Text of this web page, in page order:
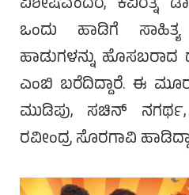
ಒಂದು ಹಾಡಿಗೆ ಸಾಹಿತ್ಯ
ಹಾಡುಗಳನ್ನು ಹೊಸಬರಾದ
ಎಂಬಿ ಬರೆದಿದ್ದಾರೆ. ಈ
ಮುಡಿಪು, ಸಚಿನ್ ನಗರ್ಥ,
ರವೀಂದ್ರ ಸೊರಗಾವಿ